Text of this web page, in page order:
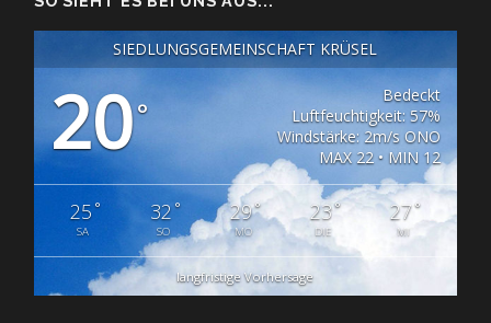
SIEDLUNGSGEMEINSCHAFT KRÜSEL
20°
Bedeckt
Luftfeuchtigkeit: 57%
Windstärke: 2m/s ONO
MAX 22 • MIN 12
25°
SA
32 °
SO
29°
MO
23°
DIE
27°
MI
langfristige Vorhersage